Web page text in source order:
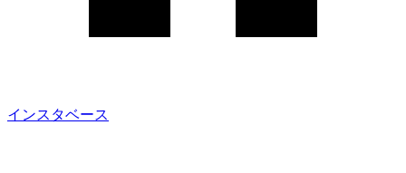
インスタベース